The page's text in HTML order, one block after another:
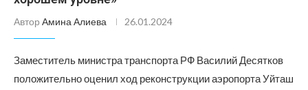
Автор Амина Алиева 26.01.2024
Заместитель министра транспорта РФ Василий Десятков
положительно оценил ход реконструкции аэропорта Уйташ